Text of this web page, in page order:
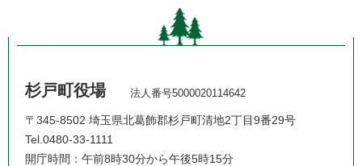
杉戸町役場 法人番号5000020114642
〒345-8502 埼玉県北葛飾郡杉戸町清地2丁目9番29号
Tel.0480-33-1111
開庁時間：午前8時30分から午後5時15分